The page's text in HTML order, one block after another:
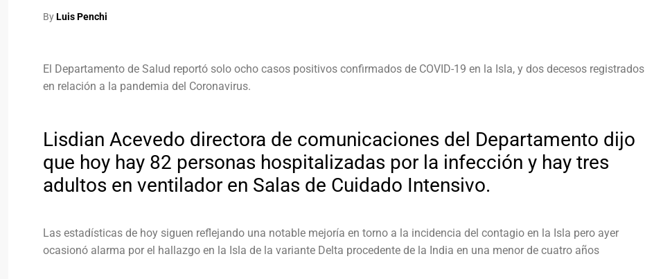
ByLuis Penchi
El Departamento de Salud reportó solo ocho casos positivos confirmados de COVID-19 en la Isla, y dos decesos registrados
en relación a la pandemia del Coronavirus.
Lisdian Acevedo directora de comunicaciones del Departamento dijo
que hoy hay 82 personas hospitalizadas por la infección y hay tres
adultos en ventilador en Salas de Cuidado Intensivo.
Las estadísticas de hoy siguen reflejando una notable mejoría en torno a la incidencia del contagio en la Isla pero ayer
ocasionó alarma por el hallazgo en la Isla de la variante Delta procedente de la India en una menor de cuatro años